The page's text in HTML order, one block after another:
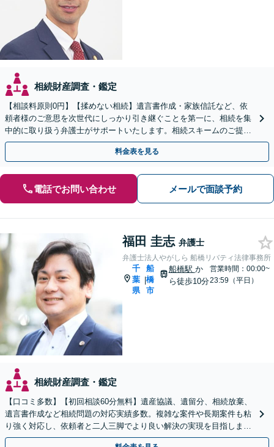
相続財産調査・鑑定
【相談料原則0円】【揉めない相続】遺言書作成・家族信託など、依
頼者様のご意思を次世代にしっかり引き継ぐことを第一に、相続を集
中的に取り扱う弁護士がサポートいたします。相続スキームのご提案
から遺言執行まで責任を持って対応させていただきます。
料金表を見る
電話でお問い合わせ メールで面談予約
福田 圭志 弁護士
弁護士法人やがしら 船橋リバティ法律事務所
千
葉
県
|
船
橋
市
船橋駅 か
ら徒歩10分
営業時間：00:00~
23:59（平日）
相続財産調査・鑑定
【口コミ多数】【初回相談60分無料】遺産協議、遺留分、相続放棄、
遺言書作成など相続問題の対応実績多数。複雑な案件や長期案件も粘
り強く対応し、依頼者と二人三脚でより良い解決の実現を目指します
【夜間相談可】【船橋駅7分】